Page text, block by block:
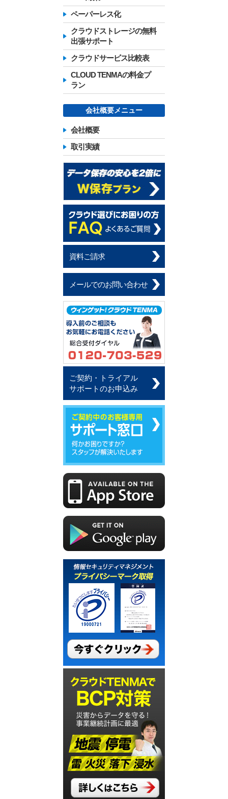
ペーパーレス化
クラウドストレージの無料
出張サポート
クラウドサービス比較表
CLOUD TENMAの料金プ
ラン
会社概要メニュー
会社概要
取引実績
資料ご請求
メールでのお問い合わせ
ご契約・トライアル
サポートのお申込み